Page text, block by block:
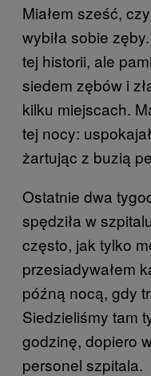
Miałem sześć,
wybiła sobie
tej historii, ale
siedem zębów i
kilku miejscach.
tej nocy:
żartując z buzią
Ostatnie dwa
spędziła w
często, jak tylko
przesiadywałem
późną nocą, gdy
Siedzieliśmy tam
godzinę, dopiero
personel szpitala.